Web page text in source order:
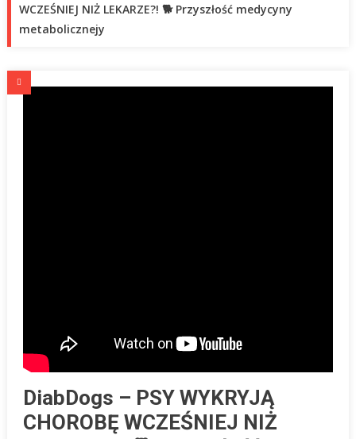
WCZEŚNIEJ NIŻ LEKARZE?! 🐕 Przyszłość medycyny
metabolicznejy
DiabDogs – PSY WYKRYJĄ
CHOROBĘ WCZEŚNIEJ NIŻ